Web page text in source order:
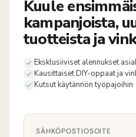
Kuule
kampanjoista,
tuotteista ja
Eksklusiiviset alennukset
Kausittaiset DIY-oppaat ja
Kutsut käytännön työpajoihin
SÄHKÖPOSTIOSOITE